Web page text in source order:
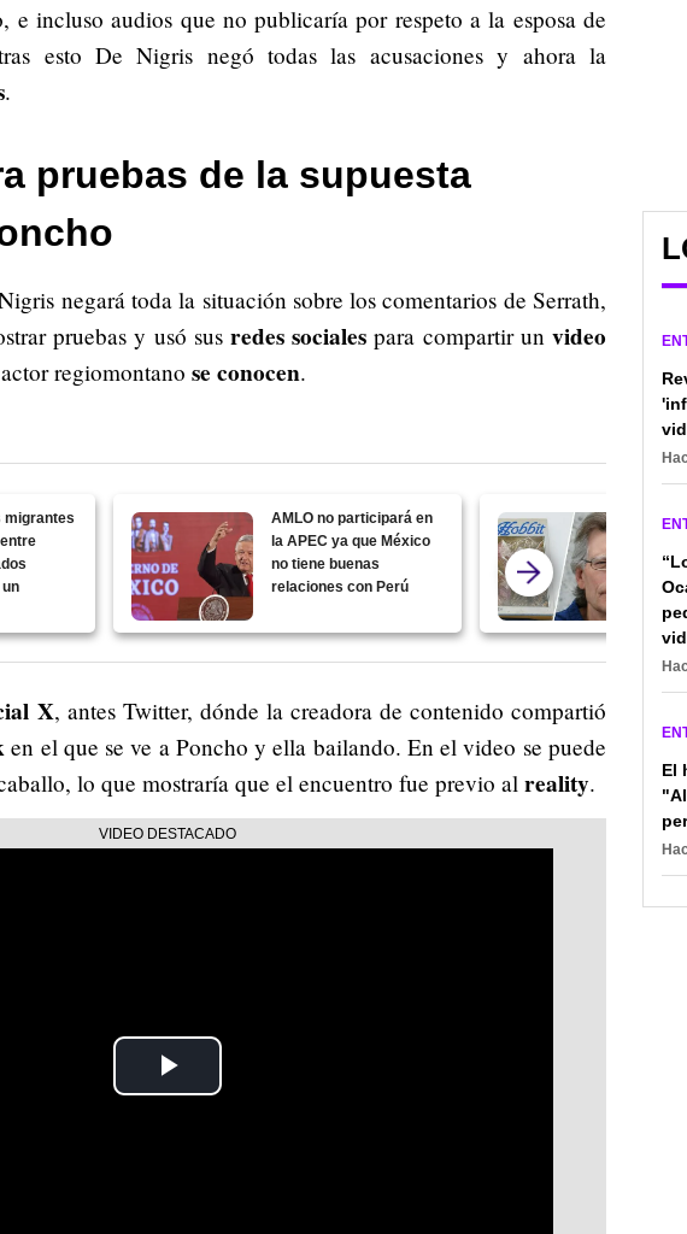
e incluso audios que no publicaría por respeto a la esposa de
esto De Nigris negó todas las acusaciones y ahora la
.
pruebas de la supuesta
negará toda la situación sobre los comentarios de Serrath,
pruebas y usó sus redes sociales para compartir unvideo
regiomontano se conocen.
migrantes
AMLO no participará en
la APEC ya que México
no tiene buenas
relaciones con Perú
¿Qué
son
X, antes Twitter, dónde la creadora de contenido compartió
en el que se ve a Poncho y ella bailando. En el video se puede
lo que mostraría que el encuentro fue previo al reality.
Play
El